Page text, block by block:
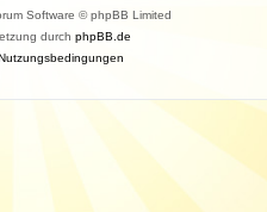
Software © phpBB Limited
durch phpBB.de